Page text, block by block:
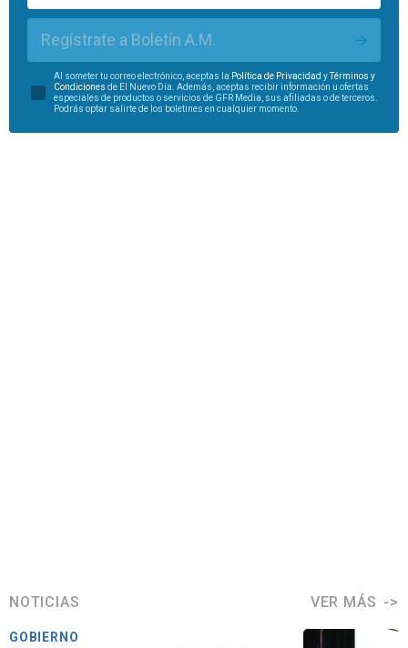
Regístrate a Boletín A.M.
Al someter tu correo electrónico, aceptas la Política de Privacidad yTérminos y
Condiciones de El Nuevo Día. Además, aceptas recibir información u ofertas
especiales de productos o servicios de GFR Media, sus afiliadas o de terceros.
Podrás optar salirte de los boletines en cualquier momento.
NOTICIAS VER MÁS
GOBIERNO